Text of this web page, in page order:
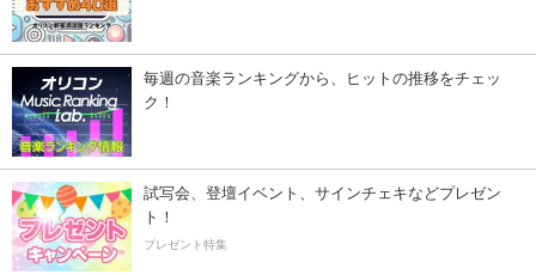
毎週の音楽ランキングから、ヒットの推移をチェッ
ク！
試写会、登壇イベント、サインチェキなどプレゼン
ト！
プレゼント特集